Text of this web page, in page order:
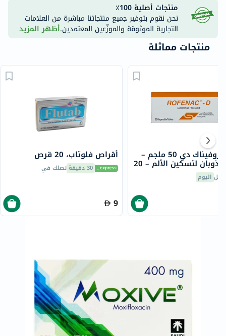
منتجات أصلية 100٪
نحن نقوم بتوفير جميع منتجاتنا مباشرة من العلامات
التجارية الموثوقة والموزّعين المعتمدين.أظهر المزيد
منتجات مماثلة
أقراص فلوتاب، 20 قرص
30 دقيقة تصلك في
9
أقراص روفيناك دي 50 ملجم –
قابلة للذوبان لتسكين الألم – 20
اليوم